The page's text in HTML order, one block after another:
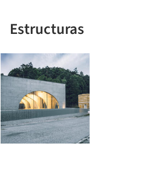
Estructuras